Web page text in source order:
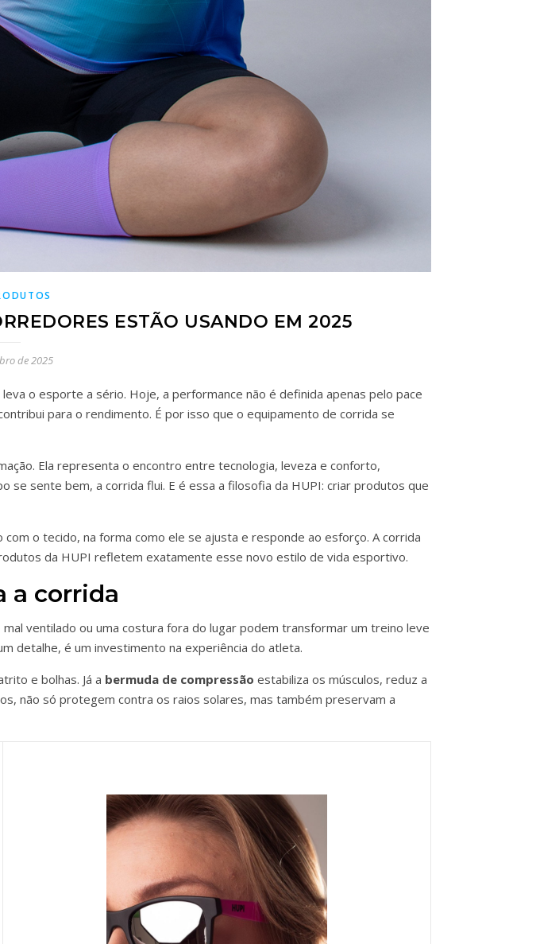
ESTÃO USANDO EM 2025
de 2025
o esporte a sério. Hoje, a performance não é definida apenas pelo pace
para o rendimento. É por isso que o equipamento de corrida se
Ela representa o encontro entre tecnologia, leveza e conforto,
se sente bem, a corrida flui. E é essa a filosofia da HUPI: criar produtos que
o tecido, na forma como ele se ajusta e responde ao esforço. A corrida
da HUPI refletem exatamente esse novo estilo de vida esportivo.
a corrida
ventilado ou uma costura fora do lugar podem transformar um treino leve
detalhe, é um investimento na experiência do atleta.
e bolhas. Já a bermuda de compressão estabiliza os músculos, reduz a
não só protegem contra os raios solares, mas também preservam a